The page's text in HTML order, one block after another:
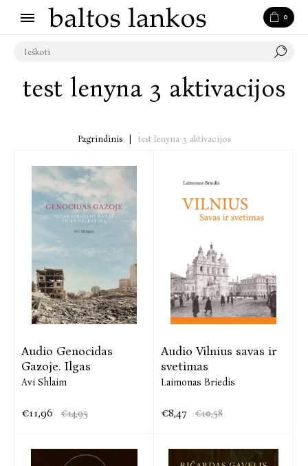
0
test lenyna 3 aktivacijos
Pagrindinis test lenyna 3 aktivacijos
Audio Genocidas
Gazoje. Ilgas
Avi Shlaim
€11,96 €14,95
Audio Vilnius savas ir
svetimas
Laimonas Briedis
€8,47 €10,58